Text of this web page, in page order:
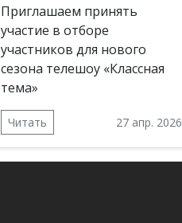
Приглашаем принять
участие в отборе
участников для нового
сезона телешоу «Классная
тема»
Читать 27 апр. 2026